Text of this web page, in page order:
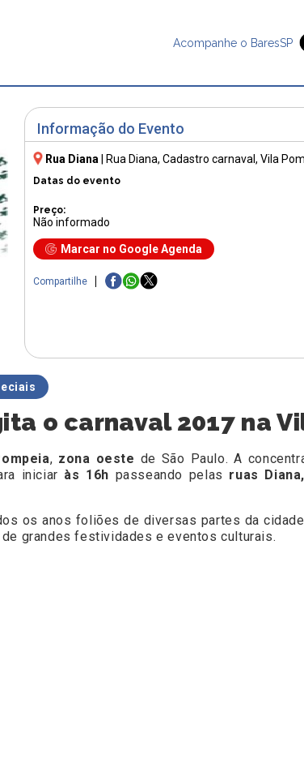
Acompanhe o BaresSP
Informação do Evento
Rua Diana Rua Diana, Cadastro carnaval, Vila
Datas do evento
Preço:
Não informado
Marcar no Google Agenda
Compartilhe
o carnaval 2017 na
, zona oeste de São Paulo. A
iniciar às 16h passeando pelas ruas
os anos foliões de diversas partes da
de grandes festividades e eventos culturais.